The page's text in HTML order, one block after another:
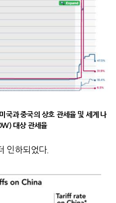
국과 중국의 상호 관세율 및 세계 나
대상 관세율
인하되었다.